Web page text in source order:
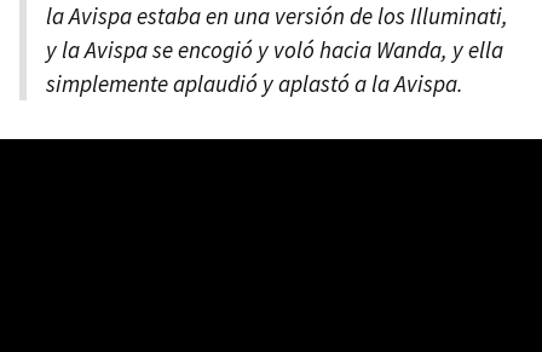
la Avispa estaba en una versión de los Illuminati,
y la Avispa se encogió y voló hacia Wanda, y ella
simplemente aplaudió y aplastó a la Avispa.